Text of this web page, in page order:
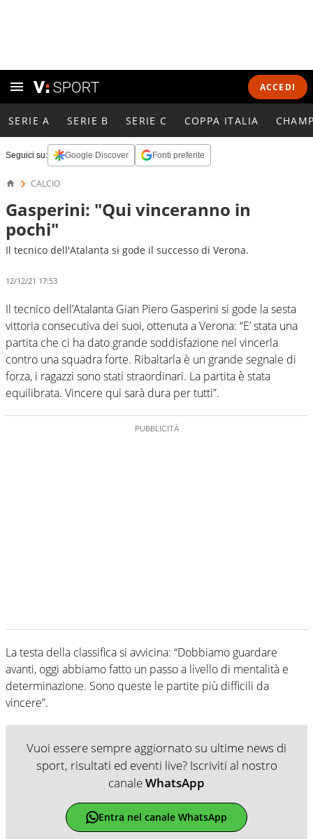
ACCEDI
SERIE A SERIE B SERIE C COPPA ITALIA
Seguici su: Google Discover Fonti preferite
CALCIO
Gasperini: "Qui vinceranno in
pochi"
Il tecnico dell'Atalanta si gode il successo di Verona.
12/12/21 17:53
Il tecnico dell’Atalanta Gian Piero Gasperini si gode la sesta
vittoria consecutiva dei suoi, ottenuta a Verona: “E’ stata una
partita che ci ha dato grande soddisfazione nel vincerla
contro una squadra forte. Ribaltarla è un grande segnale di
forza, i ragazzi sono stati straordinari. La partita è stata
equilibrata. Vincere qui sarà dura per tutti”.
La testa della classifica si avvicina: “Dobbiamo guardare
avanti, oggi abbiamo fatto un passo a livello di mentalità e
determinazione. Sono queste le partite più difficili da
vincere”.
Vuoi essere sempre aggiornato su ultime news di
sport, risultati ed eventi live? Iscriviti al nostro
canaleWhatsApp
Entra nel canale WhatsApp